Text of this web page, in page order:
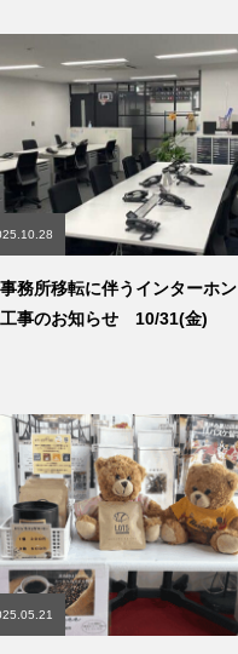
事務所移転に伴うインターホン
工事のお知らせ 10/31(金)